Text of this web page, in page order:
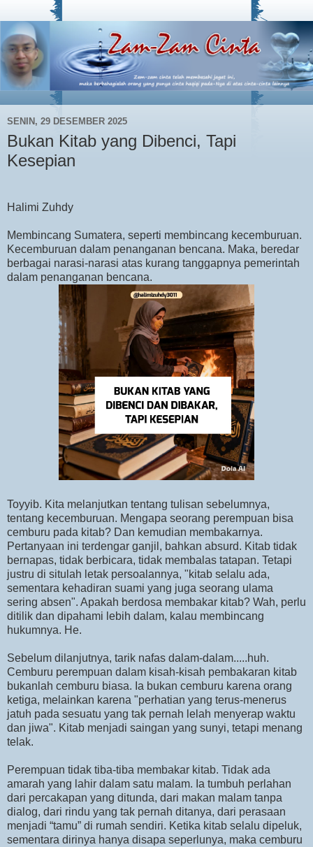
SENIN, 29 DESEMBER 2025
Bukan Kitab yang Dibenci, Tapi
Kesepian
Halimi Zuhdy
Membincang Sumatera, seperti membincang kecemburuan.
Kecemburuan dalam penanganan bencana. Maka, beredar
berbagai narasi-narasi atas kurang tanggapnya pemerintah
dalam penanganan bencana.
Toyyib. Kita melanjutkan tentang tulisan sebelumnya,
tentang kecemburuan. Mengapa seorang perempuan bisa
cemburu pada kitab? Dan kemudian membakarnya.
Pertanyaan ini terdengar ganjil, bahkan absurd. Kitab tidak
bernapas, tidak berbicara, tidak membalas tatapan. Tetapi
justru di situlah letak persoalannya, "kitab selalu ada,
sementara kehadiran suami yang juga seorang ulama
sering absen". Apakah berdosa membakar kitab? Wah, perlu
ditilik dan dipahami lebih dalam, kalau membincang
hukumnya. He.
Sebelum dilanjutnya, tarik nafas dalam-dalam.....huh.
Cemburu perempuan dalam kisah-kisah pembakaran kitab
bukanlah cemburu biasa. Ia bukan cemburu karena orang
ketiga, melainkan karena "perhatian yang terus-menerus
jatuh pada sesuatu yang tak pernah lelah menyerap waktu
dan jiwa". Kitab menjadi saingan yang sunyi, tetapi menang
telak.
Perempuan tidak tiba-tiba membakar kitab. Tidak ada
amarah yang lahir dalam satu malam. Ia tumbuh perlahan
dari percakapan yang ditunda, dari makan malam tanpa
dialog, dari rindu yang tak pernah ditanya, dari perasaan
menjadi “tamu” di rumah sendiri. Ketika kitab selalu dipeluk,
sementara dirinya hanya disapa seperlunya, maka cemburu